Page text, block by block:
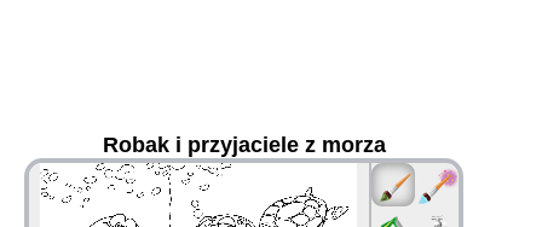
Robak i przyjaciele z morza
36